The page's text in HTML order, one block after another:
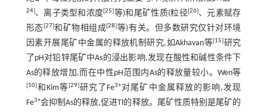
24]、离子类型和浓度[25]等)和尾矿性质(粒径[26]、元素赋存
形态[27]和矿物相组成[28]等)有关。但多数研究仅针对环境
因素开展尾矿中金属的释放机制研究,如Akhavan等[15]研究
了pH对铅锌尾矿中As的浸出影响,发现在酸性和碱性条件下
As的释放增加,而在中性pH范围内As的释放量较小。Wen等
[10]和Kim等[29]研究了Fe3+对尾矿中金属释放的影响,发现
Fe3+会抑制As的释放,促进Tl的释放。尾矿性质特别是尾矿的